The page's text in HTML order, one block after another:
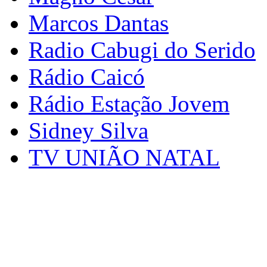
Marcos Dantas
Radio Cabugi do Serido
Rádio Caicó
Rádio Estação Jovem
Sidney Silva
TV UNIÃO NATAL